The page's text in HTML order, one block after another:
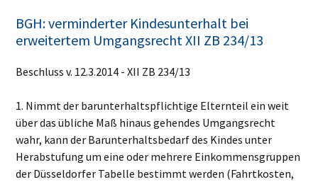
BGH: verminderter Kindesunterhalt bei
erweitertem Umgangsrecht XII ZB 234/13
Beschluss v. 12.3.2014 - XII ZB 234/13
1. Nimmt der barunterhaltspflichtige Elternteil ein weit
über das übliche Maß hinaus gehendes Umgangsrecht
wahr, kann der Barunterhaltsbedarf des Kindes unter
Herabstufung um eine oder mehrere Einkommensgruppen
der Düsseldorfer Tabelle bestimmt werden (Fahrtkosten,